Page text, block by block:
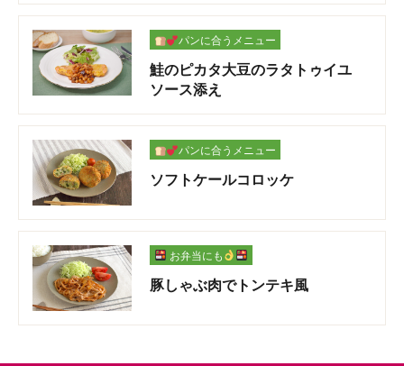
パンに合うメニュー
鮭のピカタ大豆のラタトゥイユ
ソース添え
パンに合うメニュー
ソフトケールコロッケ
お弁当にも
豚しゃぶ肉でトンテキ風